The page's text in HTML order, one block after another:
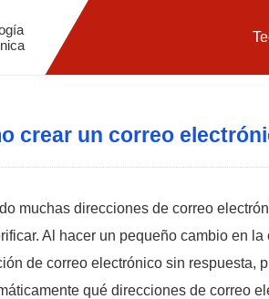
crear un correo
muchas direcciones de correo
Al hacer un pequeño cambio en
de correo electrónico sin respuesta,
qué direcciones de correo